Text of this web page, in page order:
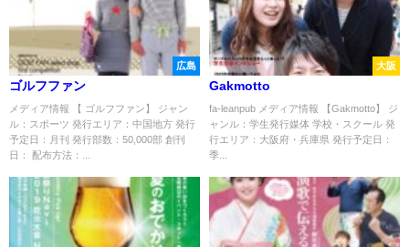
広島
ゴルフファン
メディア情報 【 ゴルフファン】 ジャン
ル：スポーツ 発行エリア：中国地方 発行
予定日：月刊 発行部数：50,000部 創刊
日： 配布方法：...
大阪
Gakmotto
fa-leanpub メディア情報 【Gakmotto】 ジ
ャンル：学生発行媒体 学校・スクール 発
行エリア：大阪府・兵庫県 発行予定日：
季...